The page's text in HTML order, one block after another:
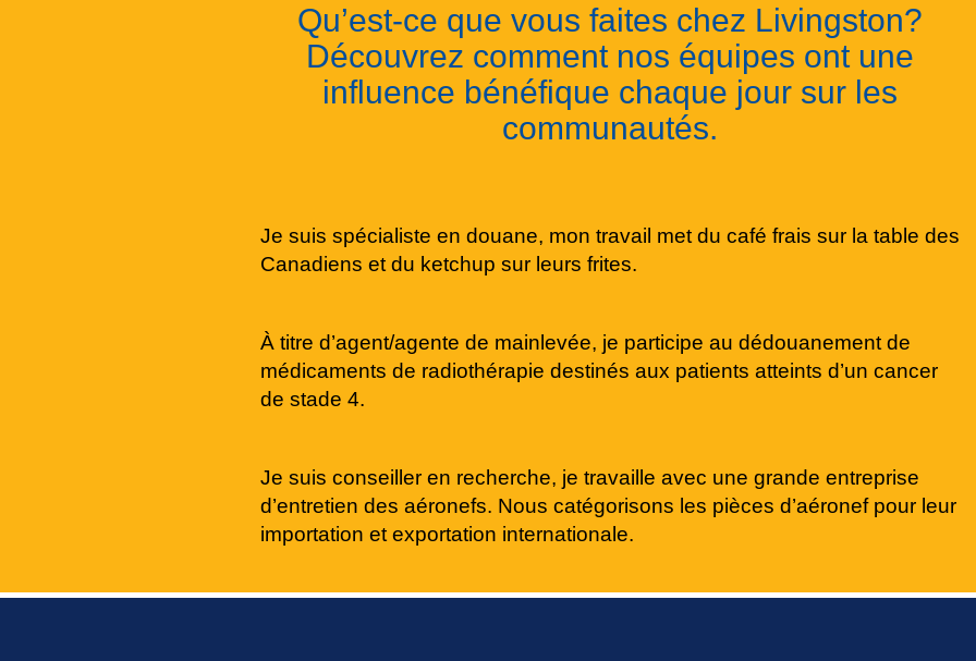
Qu’est-ce que vous faites chez Livingston?
Découvrez comment nos équipes ont une
influence bénéfique chaque jour sur les
communautés.
Je suis spécialiste en douane, mon travail met du café frais sur la table des
Canadiens et du ketchup sur leurs frites.
À titre d’agent/agente de mainlevée, je participe au dédouanement de
médicaments de radiothérapie destinés aux patients atteints d’un cancer
de stade 4.
Je suis conseiller en recherche, je travaille avec une grande entreprise
d’entretien des aéronefs. Nous catégorisons les pièces d’aéronef pour leur
importation et exportation internationale.